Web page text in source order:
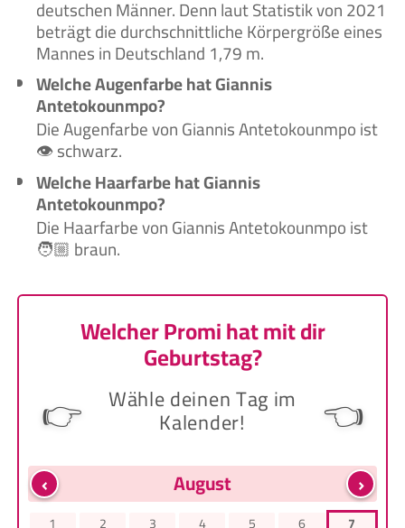
deutschen Männer. Denn laut Statistik von 2021
beträgt die durchschnittliche Körpergröße eines
Mannes in Deutschland 1,79 m.
Welche Augenfarbe hat Giannis
Antetokounmpo?
Die Augenfarbe von Giannis Antetokounmpo ist
👁️ schwarz.
Welche Haarfarbe hat Giannis
Antetokounmpo?
Die Haarfarbe von Giannis Antetokounmpo ist
🧑🏼‍ braun.
Welcher Promi hat mit dir
Geburtstag?
👉 Wähle deinen Tag im
Kalender! 👈
‹ ›
August